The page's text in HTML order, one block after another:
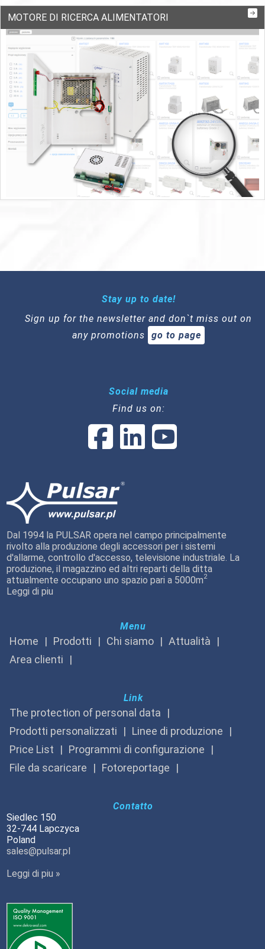
MOTORE DI RICERCA ALIMENTATORI
Stay up to date!
Sign up for the newsletter and don`t miss out on
any promotions
go to page
Social media
Find us on:
Dal 1994 la PULSAR opera nel campo principalmente
rivolto alla produzione degli accessori per i sistemi
d'allarme, controllo d'accesso, televisione industriale. La
produzione, il magazzino ed altri reparti della ditta
attualmente occupano uno spazio pari a 5000m2
Leggi di piu
Menu
Home Prodotti Chi siamo
Attualità
Area clienti
Link
The protection of personal data
Prodotti personalizzati
Linee di produzione
Price List
Programmi di configurazione
File da scaricare
Fotoreportage
Contatto
Siedlec 150
32-744 Lapczyca
Poland
sales@pulsar.pl
Leggi di piu »